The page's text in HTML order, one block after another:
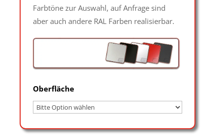
Farbtöne zur Auswahl, auf Anfrage sind
aber auch andere RAL Farben realisierbar.
Oberfläche